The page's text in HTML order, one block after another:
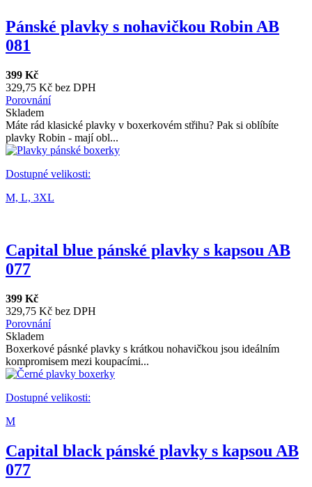
Pánské plavky s nohavičkou Robin AB
081
399 Kč
329,75 Kč bez DPH
Porovnání
Skladem
Máte rád klasické plavky v boxerkovém střihu? Pak si oblíbíte
plavky Robin - mají obl...
Dostupné velikosti:
M, L, 3XL
Capital blue pánské plavky s kapsou AB
077
399 Kč
329,75 Kč bez DPH
Porovnání
Skladem
Boxerkové pásnké plavky s krátkou nohavičkou jsou ideálním
kompromisem mezi koupacími...
Dostupné velikosti:
M
Capital black pánské plavky s kapsou AB
077